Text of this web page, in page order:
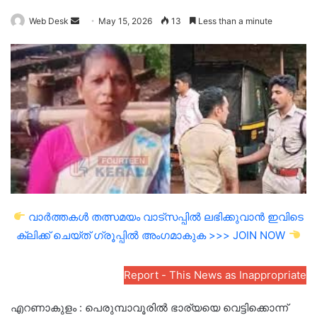
Web Desk
Send
email
May 15, 2026 13 Less than a minute
വാർത്തകൾ തത്സമയം വാട്സപ്പിൽ ലഭിക്കുവാൻ ഇവിടെ
ക്ലിക്ക് ചെയ്ത് ഗ്രൂപ്പിൽ അംഗമാകുക >>> JOIN NOW
Report - This News as Inappropriate
എറണാകുളം : പെരുമ്പാവൂരിൽ ഭാര്യയെ വെട്ടിക്കൊന്ന്